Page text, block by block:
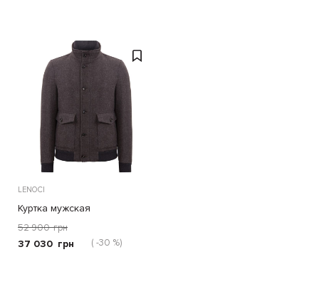
LENOCI
Куртка мужская
52 900 грн
37 030 грн ( -30 %)